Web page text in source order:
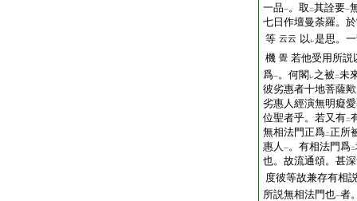
一品一。取 二其詮要一
七日作壇曼荼羅。
等 云云 以 レ是思。
機 覺 若他受用所説
爲一。何閣 レ之被 二未
彼劣惠者十地菩薩
劣惠人經演無明癡
位聖者乎。若又有二
無相法門正爲二正所
惠人 一。有相法門爲二
也。故流通頌。甚
度彼等故兼存有相
所説無相法門也一者